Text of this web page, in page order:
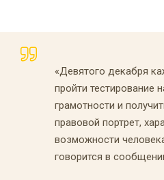
«Девятого декабря
пройти тестирование
грамотности и
правовой портрет,
возможности
говорится в